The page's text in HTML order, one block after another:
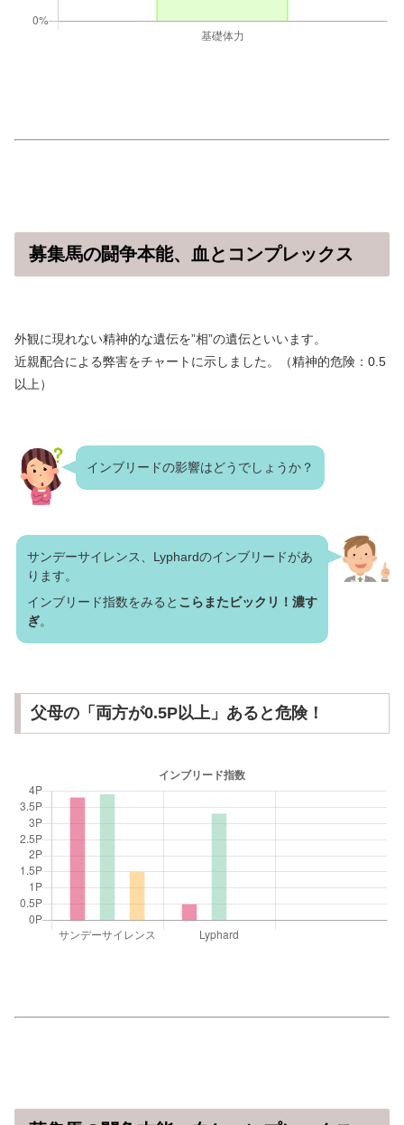
募集馬の闘争本能、血とコンプレックス
外観に現れない精神的な遺伝を”相”の遺伝といいます。
近親配合による弊害をチャートに示しました。（精神的危険：0.5
以上）
インブリードの影響はどうでしょうか？
サンデーサイレンス、Lyphardのインブリードがあ
ります。
インブリード指数をみると こらまたビックリ！濃す
ぎ。
父母の「両方が0.5P以上」あると危険！